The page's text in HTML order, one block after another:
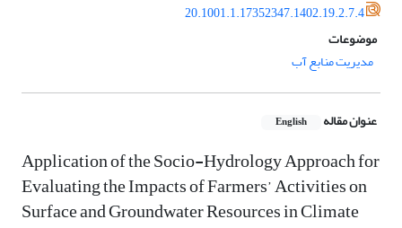
20.1001.1.17352347.1402.19.2.7.4
موضوعات
مدیریت منابع آب
عنوان مقاله English
Application of the Socio-Hydrology Approach for
Evaluating the Impacts of Farmers’ Activities on
Surface and Groundwater Resources in Climate